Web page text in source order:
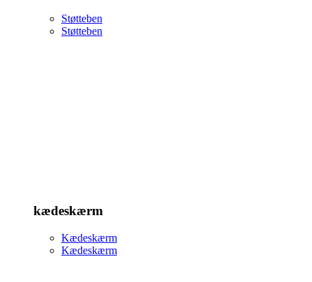
Støtteben
Støtteben
kædeskærm
Kædeskærm
Kædeskærm